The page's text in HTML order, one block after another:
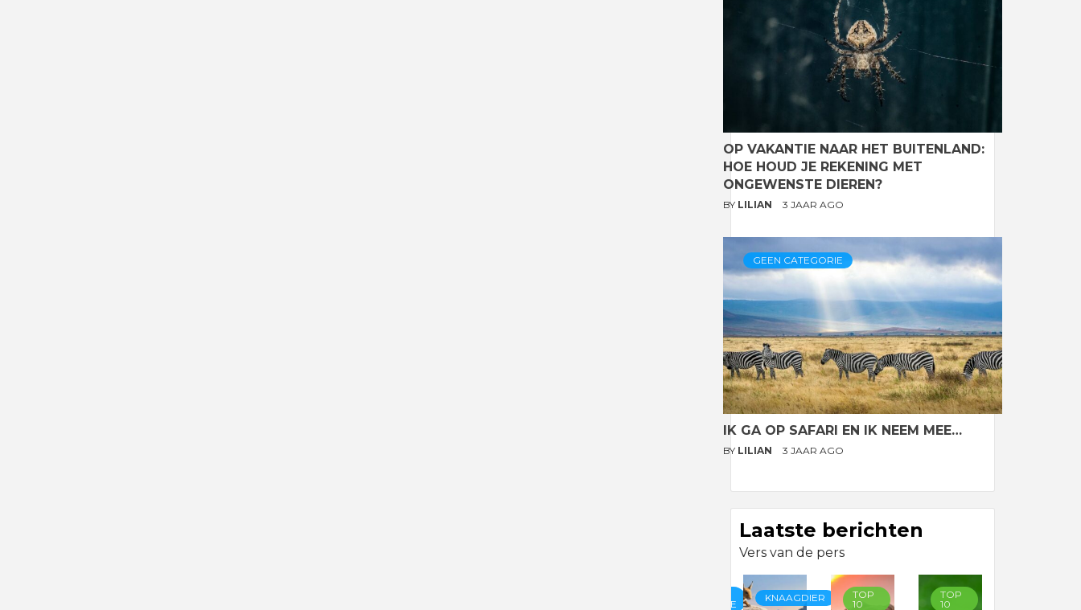
OP VAKANTIE NAAR HET BUITENLAND:
HOE HOUD JE REKENING MET
ONGEWENSTE DIEREN?
BY LILIAN 3 JAAR AGO
GEEN CATEGORIE
IK GA OP SAFARI EN IK NEEM MEE…
BY LILIAN 3 JAAR AGO
Laatste berichten
Vers van de pers
CATEGORIE
KNAAGDIER
TOP
10
TOP
10